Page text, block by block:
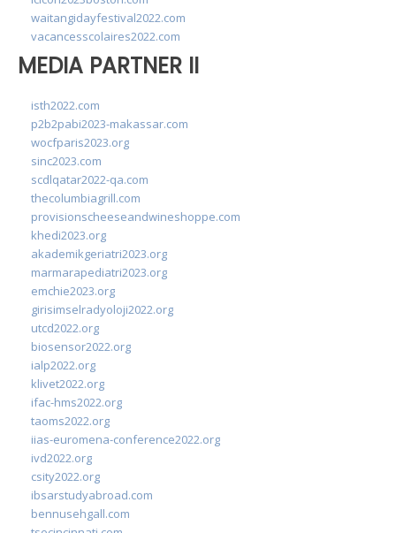
waitangidayfestival2022.com
vacancesscolaires2022.com
MEDIA PARTNER II
isth2022.com
p2b2pabi2023-makassar.com
wocfparis2023.org
sinc2023.com
scdlqatar2022-qa.com
thecolumbiagrill.com
provisionscheeseandwineshoppe.com
khedi2023.org
akademikgeriatri2023.org
marmarapediatri2023.org
emchie2023.org
girisimselradyoloji2022.org
utcd2022.org
biosensor2022.org
ialp2022.org
klivet2022.org
ifac-hms2022.org
taoms2022.org
iias-euromena-conference2022.org
ivd2022.org
csity2022.org
ibsarstudyabroad.com
bennusehgall.com